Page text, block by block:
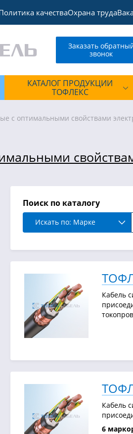
качестваОхрана труда
Заказать
звонок
КАТАЛОГ ПРОДУКЦИИ
ТОФЛЕКС
с оптимальными свойствами
Поиск по каталогу
Искать по: Марке
Кабель
Кабель
6